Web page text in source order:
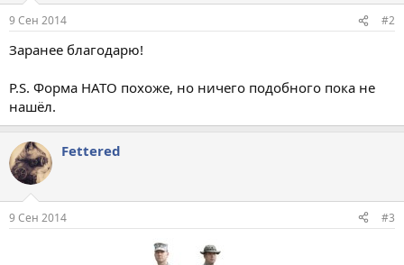
9 Сен 2014 #2
Заранее благодарю!
P.S. Форма НАТО похоже, но ничего подобного пока не
нашёл.
Fettered
9 Сен 2014 #3